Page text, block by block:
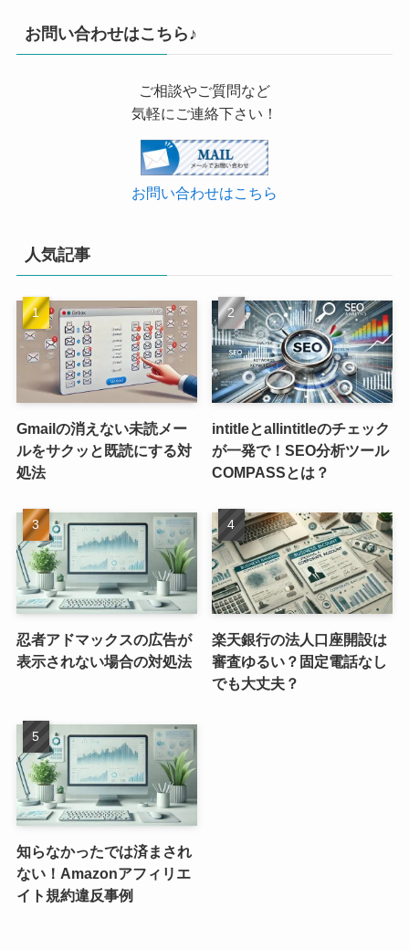
お問い合わせはこちら♪
ご相談やご質問など
気軽にご連絡下さい！
お問い合わせはこちら
人気記事
Gmailの消えない未読メー
ルをサクッと既読にする対
処法
intitleとallintitleのチェック
が一発で！SEO分析ツール
COMPASSとは？
忍者アドマックスの広告が
表示されない場合の対処法
楽天銀行の法人口座開設は
審査ゆるい？固定電話なし
でも大丈夫？
知らなかったでは済まされ
ない！Amazonアフィリエ
イト規約違反事例